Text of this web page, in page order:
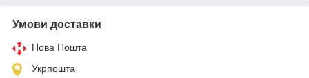
Умови доставки
Нова Пошта
Укрпошта